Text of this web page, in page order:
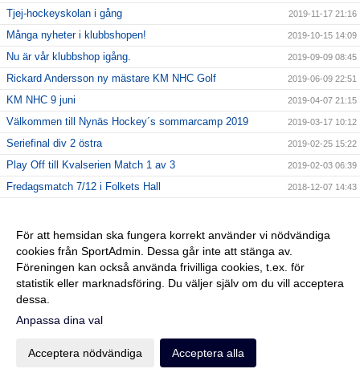
Tjej-hockeyskolan i gång 2019-11-17 21:16
Många nyheter i klubbshopen! 2019-10-15 14:09
Nu är vår klubbshop igång. 2019-09-09 08:45
Rickard Andersson ny mästare KM NHC Golf 2019-06-09 22:51
KM NHC 9 juni 2019-04-07 21:15
Välkommen till Nynäs Hockey´s sommarcamp 2019 2019-03-17 10:12
Seriefinal div 2 östra 2019-02-25 15:22
Play Off till Kvalserien Match 1 av 3 2019-02-03 06:39
Fredagsmatch 7/12 i Folkets Hall 2018-12-07 14:43
2018-10-04 08:54
2018-09-19 12:06
KICK OFF 2018-09-18 10:04
Gå till Webbversion
För att hemsidan ska fungera korrekt använder vi nödvändiga
cookies från SportAdmin. Dessa går inte att stänga av.
Föreningen kan också använda frivilliga cookies, t.ex. för
statistik eller marknadsföring. Du väljer själv om du vill acceptera
dessa.
Anpassa dina val
Acceptera nödvändiga Acceptera alla